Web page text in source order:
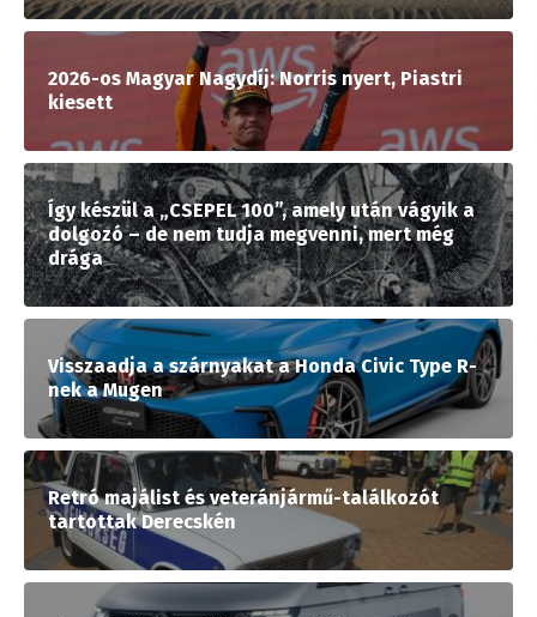
2026-os Magyar Nagydíj: Norris nyert, Piastri
kiesett
Így készül a „CSEPEL 100”, amely után vágyik a
dolgozó – de nem tudja megvenni, mert még
drága
Visszaadja a szárnyakat a Honda Civic Type R-
nek a Mugen
Retró majálist és veteránjármű-találkozót
tartottak Derecskén